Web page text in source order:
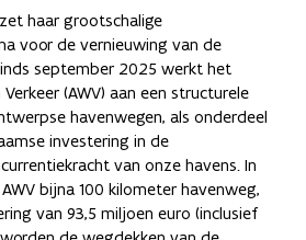
haar grootschalige
voor de vernieuwing van de
september 2025 werkt het
(AWV) aan een structurele
havenwegen, als onderdeel
investering in de
van onze havens. In
bijna 100 kilometer havenweg,
van 93,5 miljoen euro (inclusief